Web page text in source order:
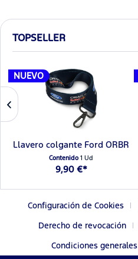
TOPSELLER
NUEVO
Llavero colgante Ford ORBR
Contenido 1 Ud
9,90 €*
Configuración de Cookies
Derecho de revocación
Condiciones generales